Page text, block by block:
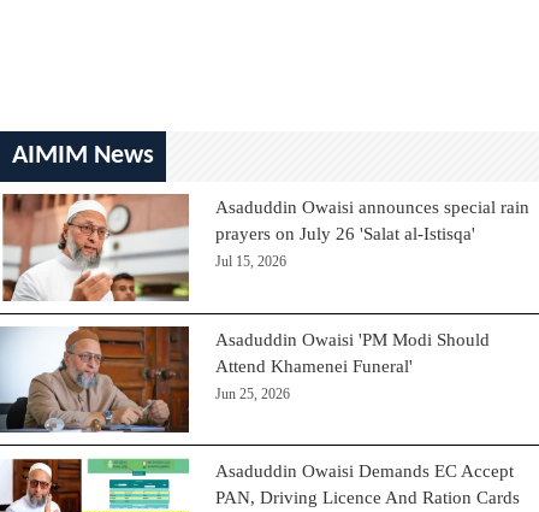
AIMIM News
Asaduddin Owaisi announces special rain
prayers on July 26 'Salat al-Istisqa'
Jul 15, 2026
Asaduddin Owaisi 'PM Modi Should
Attend Khamenei Funeral'
Jun 25, 2026
Asaduddin Owaisi Demands EC Accept
PAN, Driving Licence And Ration Cards